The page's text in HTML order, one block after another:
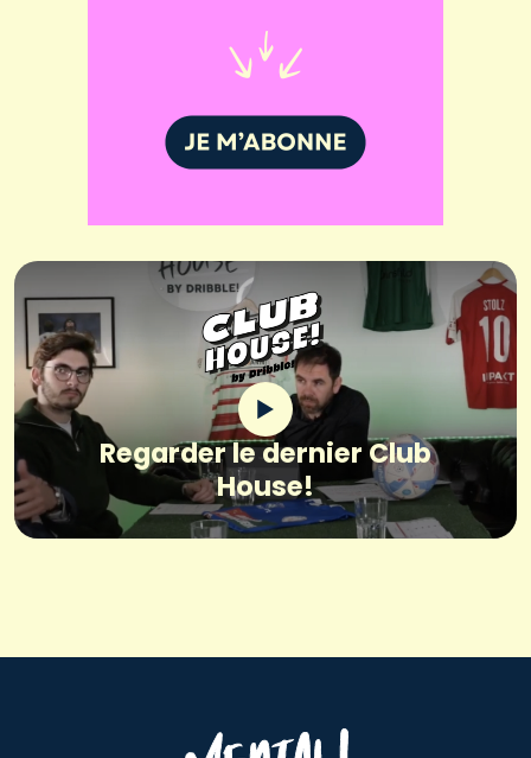
Regarder le dernier Club
House!